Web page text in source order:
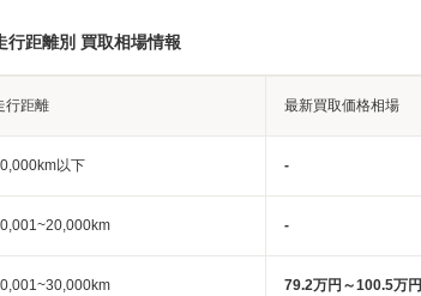
行距離別 買取相場情報
行距離 最新買取価格相場
以下 -
-
79.2万円～100.5万円